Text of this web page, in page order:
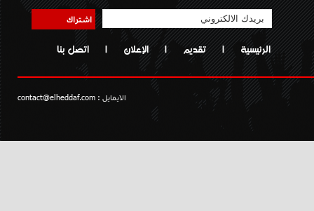
اشتراك
الرئيسية | تقديم | الإعلان | اتصل بنا
الايمايل : contact@elheddaf.com